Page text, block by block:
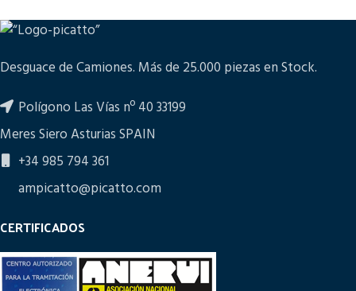
Desguace de Camiones. Más de 25.000 piezas en Stock.
Polígono Las Vías nº 40 33199
Meres Siero Asturias SPAIN
+34 985 794 361
ampicatto@picatto.com
CERTIFICADOS